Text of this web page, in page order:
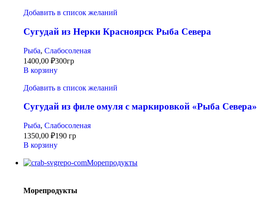
Добавить в список желаний
Сугудай из Нерки Красноярск Рыба Севера
Рыба, Слабосоленая
1400,00 ₽300гр
В корзину
Добавить в список желаний
Сугудай из филе омуля с маркировкой «Рыба Севера»
Рыба, Слабосоленая
1350,00 ₽190 гр
В корзину
Морепродукты
Морепродукты